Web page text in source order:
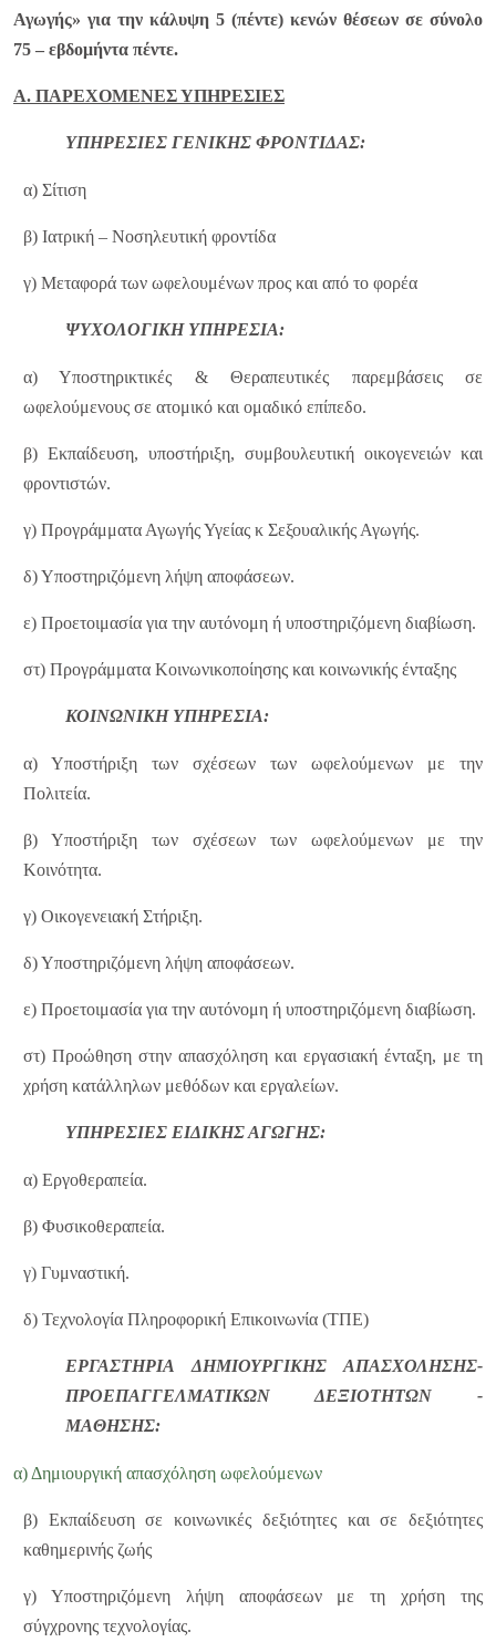
Αγωγής» για την κάλυψη 5 (πέντε) κενών θέσεων σε σύνολο
75 – εβδομήντα πέντε.
Α. ΠΑΡΕΧΟΜΕΝΕΣ ΥΠΗΡΕΣΙΕΣ
ΥΠΗΡΕΣΙΕΣ ΓΕΝΙΚΗΣ ΦΡΟΝΤΙΔΑΣ:
α) Σίτιση
β) Ιατρική – Νοσηλευτική φροντίδα
γ) Μεταφορά των ωφελουμένων προς και από το φορέα
ΨΥΧΟΛΟΓΙΚΗ ΥΠΗΡΕΣΙΑ:
α) Υποστηρικτικές & Θεραπευτικές παρεμβάσεις σε
ωφελούμενους σε ατομικό και ομαδικό επίπεδο.
β) Εκπαίδευση, υποστήριξη, συμβουλευτική οικογενειών και
φροντιστών.
γ) Προγράμματα Αγωγής Υγείας κ Σεξουαλικής Αγωγής.
δ) Υποστηριζόμενη λήψη αποφάσεων.
ε) Προετοιμασία για την αυτόνομη ή υποστηριζόμενη διαβίωση.
στ) Προγράμματα Κοινωνικοποίησης και κοινωνικής ένταξης
ΚΟΙΝΩΝΙΚΗ ΥΠΗΡΕΣΙΑ:
α) Υποστήριξη των σχέσεων των ωφελούμενων με την
Πολιτεία.
β) Υποστήριξη των σχέσεων των ωφελούμενων με την
Κοινότητα.
γ) Οικογενειακή Στήριξη.
δ) Υποστηριζόμενη λήψη αποφάσεων.
ε) Προετοιμασία για την αυτόνομη ή υποστηριζόμενη διαβίωση.
στ) Προώθηση στην απασχόληση και εργασιακή ένταξη, με τη
χρήση κατάλληλων μεθόδων και εργαλείων.
ΥΠΗΡΕΣΙΕΣ ΕΙΔΙΚΗΣ ΑΓΩΓΗΣ:
α) Εργοθεραπεία.
β) Φυσικοθεραπεία.
γ) Γυμναστική.
δ) Τεχνολογία Πληροφορική Επικοινωνία (ΤΠΕ)
ΕΡΓΑΣΤΗΡΙΑ ΔΗΜΙΟΥΡΓΙΚΗΣ ΑΠΑΣΧΟΛΗΣΗΣ-
ΠΡΟΕΠΑΓΓΕΛΜΑΤΙΚΩΝ ΔΕΞΙΟΤΗΤΩΝ -
ΜΑΘΗΣΗΣ:
α) Δημιουργική απασχόληση ωφελούμενων
β) Εκπαίδευση σε κοινωνικές δεξιότητες και σε δεξιότητες
καθημερινής ζωής
γ) Υποστηριζόμενη λήψη αποφάσεων με τη χρήση της
σύγχρονης τεχνολογίας.